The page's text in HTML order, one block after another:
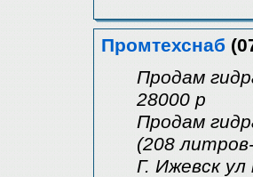
Промтехснаб
Продам
28000 р
Продам
(208
Г. Ижевск